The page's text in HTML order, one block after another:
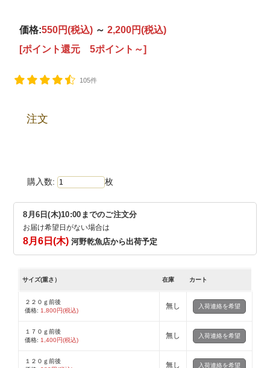
価格:550円(税込) ～ 2,200円(税込)
[ポイント還元 5ポイント～]
105件
注文
購入数: 枚
8月6日(木)10:00までのご注文分
お届け希望日がない場合は
8月6日(木)河野乾魚店から出荷予定
サイズ(重さ） 在庫 カート
２２０ｇ前後
価格: 1,800円(税込)
無し 入荷連絡を希望
１７０ｇ前後
価格: 1,400円(税込)
無し 入荷連絡を希望
１２０ｇ前後
無し 入荷連絡を希望